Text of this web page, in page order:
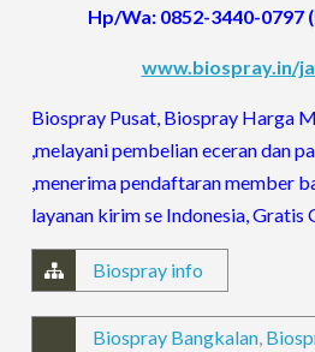
Hp/Wa: 0852-3440-0797
www.biospray.in/
Biospray Pusat, Biospray Harga
,melayani pembelian eceran dan
,menerima pendaftaran member
layanan kirim se Indonesia, Gratis
Biospray info
Biospray Bangkalan